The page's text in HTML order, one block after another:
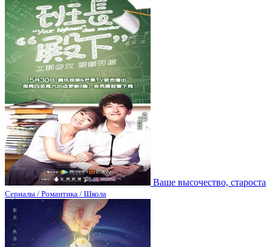
Ваше высочество, староста
Сериалы / Романтика / Школа